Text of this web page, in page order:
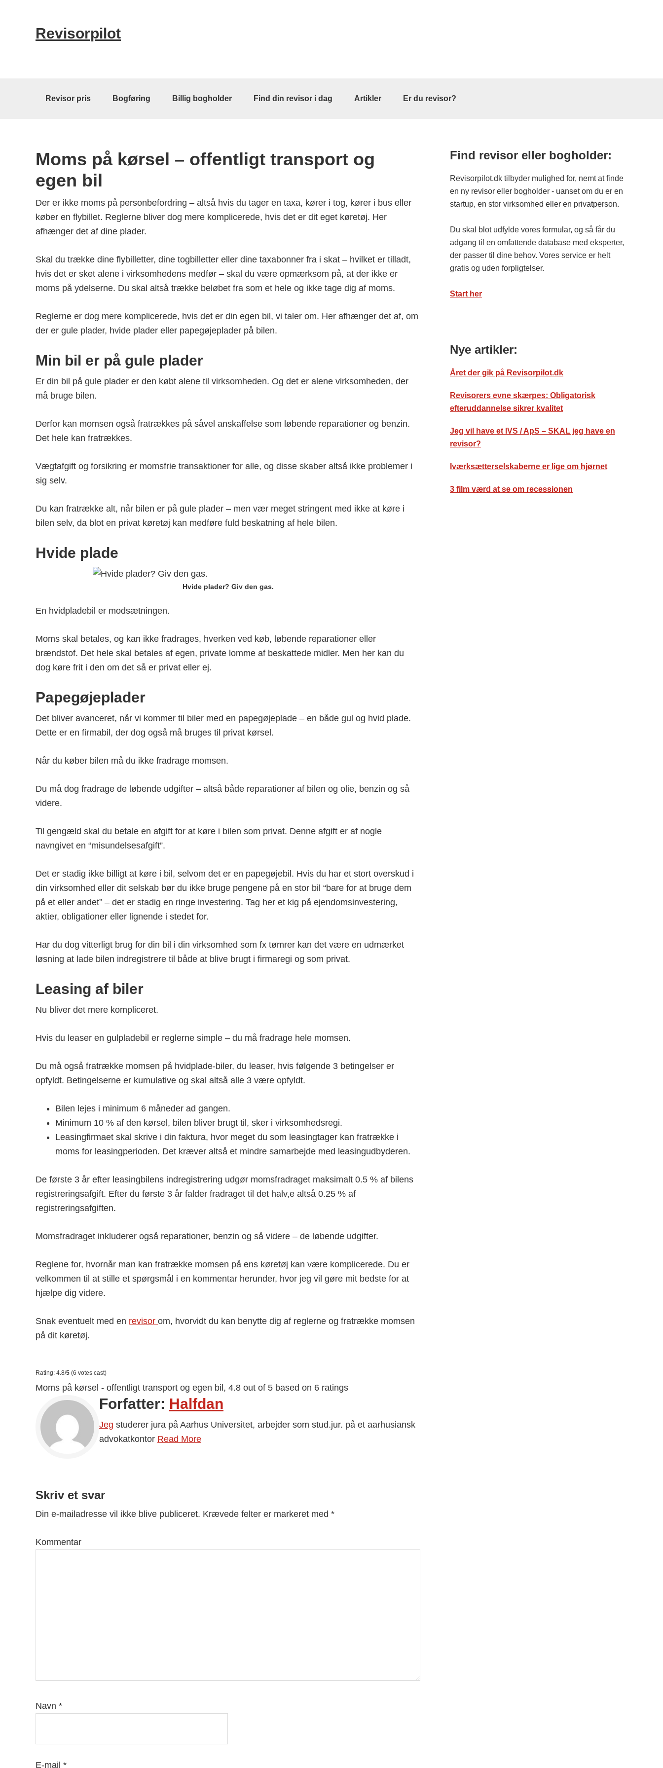
Revisorpilot
navigation
Revisor pris Bogføring Billig bogholder Find din revisor i dag Artikler Er du revisor?
Moms på kørsel – offentligt transport og
egen bil
Der er ikke moms på personbefordring – altså hvis du tager en taxa, kører i tog, kører i bus eller
køber en flybillet. Reglerne bliver dog mere komplicerede, hvis det er dit eget køretøj. Her
afhænger det af dine plader.
Skal du trække dine flybilletter, dine togbilletter eller dine taxabonner fra i skat – hvilket er tilladt,
hvis det er sket alene i virksomhedens medfør – skal du være opmærksom på, at der ikke er
moms på ydelserne. Du skal altså trække beløbet fra som et hele og ikke tage dig af moms.
Reglerne er dog mere komplicerede, hvis det er din egen bil, vi taler om. Her afhænger det af, om
der er gule plader, hvide plader eller papegøjeplader på bilen.
Min bil er på gule plader
Er din bil på gule plader er den købt alene til virksomheden. Og det er alene virksomheden, der
må bruge bilen.
Derfor kan momsen også fratrækkes på såvel anskaffelse som løbende reparationer og benzin.
Det hele kan fratrækkes.
Vægtafgift og forsikring er momsfrie transaktioner for alle, og disse skaber altså ikke problemer i
sig selv.
Du kan fratrække alt, når bilen er på gule plader – men vær meget stringent med ikke at køre i
bilen selv, da blot en privat køretøj kan medføre fuld beskatning af hele bilen.
Hvide plade
Hvide plader? Giv den gas.
En hvidpladebil er modsætningen.
Moms skal betales, og kan ikke fradrages, hverken ved køb, løbende reparationer eller
brændstof. Det hele skal betales af egen, private lomme af beskattede midler. Men her kan du
dog køre frit i den om det så er privat eller ej.
Papegøjeplader
Det bliver avanceret, når vi kommer til biler med en papegøjeplade – en både gul og hvid plade.
Dette er en firmabil, der dog også må bruges til privat kørsel.
Når du køber bilen må du ikke fradrage momsen.
Du må dog fradrage de løbende udgifter – altså både reparationer af bilen og olie, benzin og så
videre.
Til gengæld skal du betale en afgift for at køre i bilen som privat. Denne afgift er af nogle
navngivet en “misundelsesafgift”.
Det er stadig ikke billigt at køre i bil, selvom det er en papegøjebil. Hvis du har et stort overskud i
din virksomhed eller dit selskab bør du ikke bruge pengene på en stor bil “bare for at bruge dem
på et eller andet” – det er stadig en ringe investering. Tag her et kig på ejendomsinvestering,
aktier, obligationer eller lignende i stedet for.
Har du dog vitterligt brug for din bil i din virksomhed som fx tømrer kan det være en udmærket
løsning at lade bilen indregistrere til både at blive brugt i firmaregi og som privat.
Leasing af biler
Nu bliver det mere kompliceret.
Hvis du leaser en gulpladebil er reglerne simple – du må fradrage hele momsen.
Du må også fratrække momsen på hvidplade-biler, du leaser, hvis følgende 3 betingelser er
opfyldt. Betingelserne er kumulative og skal altså alle 3 være opfyldt.
Bilen lejes i minimum 6 måneder ad gangen.
Minimum 10 % af den kørsel, bilen bliver brugt til, sker i virksomhedsregi.
Leasingfirmaet skal skrive i din faktura, hvor meget du som leasingtager kan fratrække i
moms for leasingperioden. Det kræver altså et mindre samarbejde med leasingudbyderen.
De første 3 år efter leasingbilens indregistrering udgør momsfradraget maksimalt 0.5 % af bilens
registreringsafgift. Efter du første 3 år falder fradraget til det halv,e altså 0.25 % af
registreringsafgiften.
Momsfradraget inkluderer også reparationer, benzin og så videre – de løbende udgifter.
Reglene for, hvornår man kan fratrække momsen på ens køretøj kan være komplicerede. Du er
velkommen til at stille et spørgsmål i en kommentar herunder, hvor jeg vil gøre mit bedste for at
hjælpe dig videre.
Snak eventuelt med en revisor om, hvorvidt du kan benytte dig af reglerne og fratrække momsen
på dit køretøj.
Rating: 4.8/5 (6 votes cast)
Moms på kørsel - offentligt transport og egen bil , 4.8 out of 5 based on 6 ratings
Forfatter: Halfdan
Jeg studerer jura på Aarhus Universitet, arbejder som stud.jur. på et aarhusiansk
advokatkontor Read More
Reader
Interactions
Skriv et svar
Din e-mailadresse vil ikke blive publiceret. Krævede felter er markeret med *
Kommentar
Navn *
E-mail *
Primary
Sidebar
Find revisor eller bogholder:
Revisorpilot.dk tilbyder mulighed for, nemt at finde
en ny revisor eller bogholder - uanset om du er en
startup, en stor virksomhed eller en privatperson.
Du skal blot udfylde vores formular, og så får du
adgang til en omfattende database med eksperter,
der passer til dine behov. Vores service er helt
gratis og uden forpligtelser.
Start her
Nye artikler:
Året der gik på Revisorpilot.dk
Revisorers evne skærpes: Obligatorisk
efteruddannelse sikrer kvalitet
Jeg vil have et IVS / ApS – SKAL jeg have en
revisor?
Iværksætterselskaberne er lige om hjørnet
3 film værd at se om recessionen